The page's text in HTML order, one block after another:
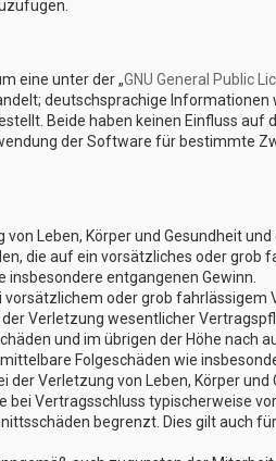
eine unter der „GNU General Public
deutschsprachige Informationen
Beide haben keinen Einfluss auf
der Software für bestimmte
Leben, Körper und Gesundheit
die auf ein vorsätzliches oder grob
entgangenen Gewinn.
oder grob fahrlässigem
Verletzung wesentlicher
und im übrigen der Höhe nach
Folgeschäden wie
der Verletzung von Leben, Körper
Vertragsschluss typischerweise
begrenzt. Dies gilt auch